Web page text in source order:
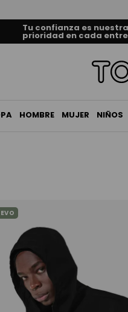
Tu confianza es nuestra
prioridad en cada
HOMBRE MUJER NIÑOS